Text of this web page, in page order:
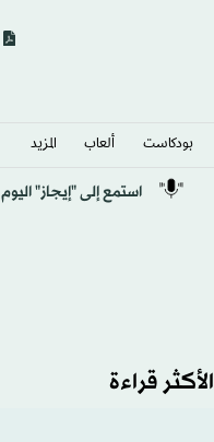
بودكاست ألعاب المزيد
استمع إلى "إيجاز" اليوم
الأكثر قراءة